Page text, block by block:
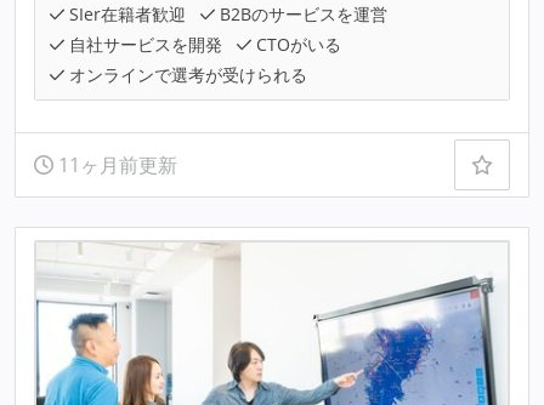
SIer在籍者歓迎
B2Bのサービスを運営
自社サービスを開発
CTOがいる
オンラインで選考が受けられる
11ヶ月前更新